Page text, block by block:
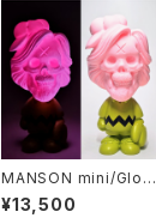
MANSON mini/Glow
in the dark(pink発
光)
¥13,500